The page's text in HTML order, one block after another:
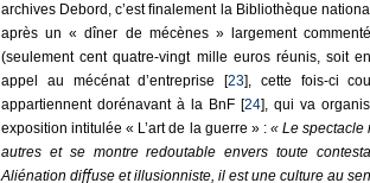
archives Debord, c’est ﬁnalement la Bibliothèque
après un « dîner de mécènes » largement
(seulement cent quatre-vingt mille euros réunis, soit
appel au mécénat d’entreprise [23], cette fois-ci
appartiennent dorénavant à la BnF [24], qui va
exposition intitulée « L’art de la guerre » : « Le spectacle
autres et se montre redoutable envers toute
Aliénation diﬀuse et illusionniste, il est une culture au